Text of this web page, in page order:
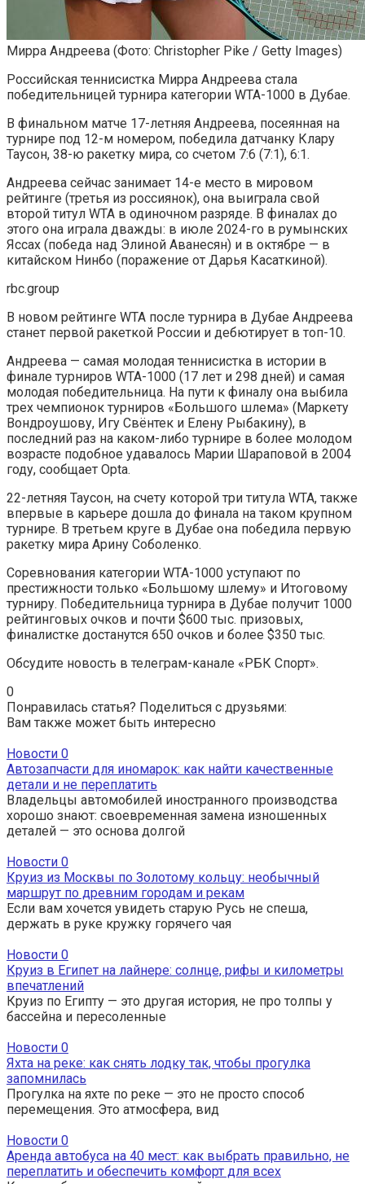
Мирра Андреева (Фото: Christopher Pike / Getty Images)
Российская теннисистка Мирра Андреева стала
победительницей турнира категории WTA-1000 в Дубае.
В финальном матче 17-летняя Андреева, посеянная на
турнире под 12-м номером, победила датчанку Клару
Таусон, 38-ю ракетку мира, со счетом 7:6 (7:1), 6:1.
Андреева сейчас занимает 14-е место в мировом
рейтинге (третья из россиянок), она выиграла свой
второй титул WTA в одиночном разряде. В финалах до
этого она играла дважды: в июле 2024-го в румынских
Яссах (победа над Элиной Аванесян) и в октябре — в
китайском Нинбо (поражение от Дарья Касаткиной).
rbc.group
В новом рейтинге WTA после турнира в Дубае Андреева
станет первой ракеткой России и дебютирует в топ-10.
Андреева — самая молодая теннисистка в истории в
финале турниров WTA-1000 (17 лет и 298 дней) и самая
молодая победительница. На пути к финалу она выбила
трех чемпионок турниров «Большого шлема» (Маркету
Вондроушову, Игу Свёнтек и Елену Рыбакину), в
последний раз на каком-либо турнире в более молодом
возрасте подобное удавалось Марии Шараповой в 2004
году, сообщает Opta.
22-летняя Таусон, на счету которой три титула WTA, также
впервые в карьере дошла до финала на таком крупном
турнире. В третьем круге в Дубае она победила первую
ракетку мира Арину Соболенко.
Соревнования категории WTA-1000 уступают по
престижности только «Большому шлему» и Итоговому
турниру. Победительница турнира в Дубае получит 1000
рейтинговых очков и почти $600 тыс. призовых,
финалистке достанутся 650 очков и более $350 тыс.
Обсудите новость в телеграм-канале «РБК Спорт».
0
Понравилась статья? Поделиться с друзьями:
Вам также может быть интересно
Новости 0
Автозапчасти для иномарок: как найти качественные
детали и не переплатить
Владельцы автомобилей иностранного производства
хорошо знают: своевременная замена изношенных
деталей — это основа долгой
Новости 0
Круиз из Москвы по Золотому кольцу: необычный
маршрут по древним городам и рекам
Если вам хочется увидеть старую Русь не спеша,
держать в руке кружку горячего чая
Новости 0
Круиз в Египет на лайнере: солнце, рифы и километры
впечатлений
Круиз по Египту — это другая история, не про толпы у
бассейна и пересоленные
Новости 0
Яхта на реке: как снять лодку так, чтобы прогулка
запомнилась
Прогулка на яхте по реке — это не просто способ
перемещения. Это атмосфера, вид
Новости 0
Аренда автобуса на 40 мест: как выбрать правильно, не
переплатить и обеспечить комфорт для всех